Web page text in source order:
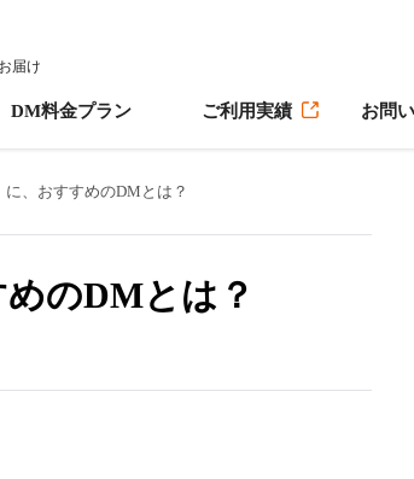
届け
DM料金プラン ご利用実績 お問
に、おすすめのDMとは？
のDMとは？